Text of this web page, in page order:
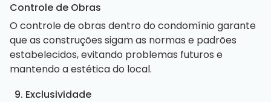
Controle de Obras
O controle de obras dentro do condomínio garante
que as construções sigam as normas e padrões
estabelecidos, evitando problemas futuros e
mantendo a estética do local.
9. Exclusividade